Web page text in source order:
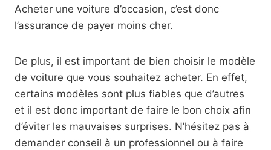
Acheter une voiture d’occasion, c’est donc
l’assurance de payer moins cher.
De plus, il est important de bien choisir le modèle
de voiture que vous souhaitez acheter. En effet,
certains modèles sont plus fiables que d’autres
et il est donc important de faire le bon choix afin
d’éviter les mauvaises surprises. N’hésitez pas à
demander conseil à un professionnel ou à faire